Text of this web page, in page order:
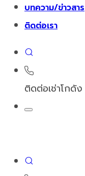
บทความ/ข่าวสาร
ติดต่อเรา
ติดต่อเช่าโกดัง